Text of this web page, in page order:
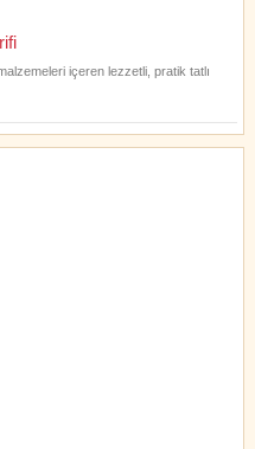
içeren lezzetli, pratik tatlı